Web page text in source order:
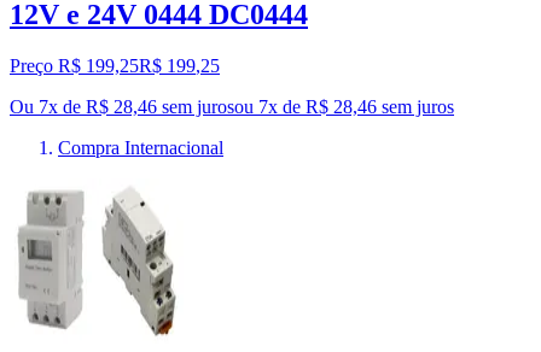
12V e 24V 0444 DC0444
Preço R$ 199,25R$ 199,25
Ou 7x de R$ 28,46 sem jurosou 7x de R$ 28,46 sem juros
Compra Internacional